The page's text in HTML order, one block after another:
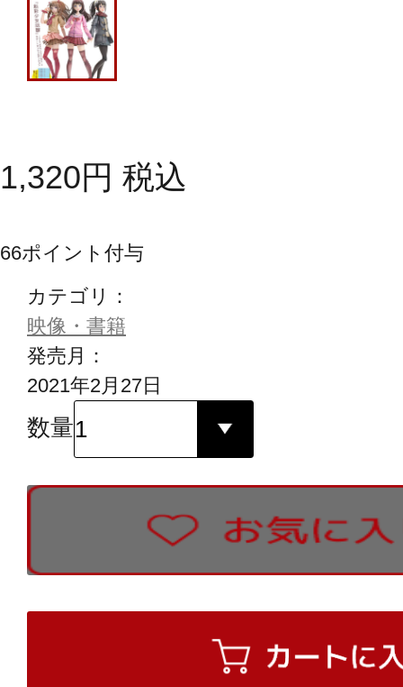
1,320円 税込
66ポイント付与
カテゴリ：
映像・書籍
発売月：
2021年2月27日
数量